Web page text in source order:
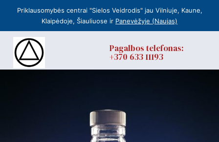
Priklausomybės centrai "Sielos Veidrodis" jau Vilniuje, Kaune,
Klaipėdoje, Šiauliuose ir Panevėžyje (Naujas)
Pagalbos telefonas:
+370 633 11193